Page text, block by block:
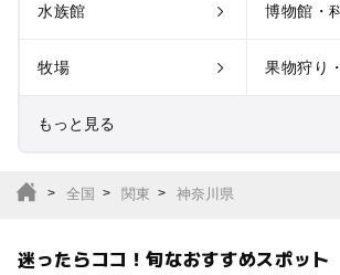
水族館 博物館・
牧場 果物狩り
もっと見る
全国 関東 神奈川県
迷ったらココ！旬なおすすめスポット